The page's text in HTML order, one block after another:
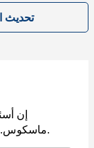
إن
ماسكوس. نقرأ آراءك، ونرد عليها، بناء على طلبكم في أسرع وقت ممكن.